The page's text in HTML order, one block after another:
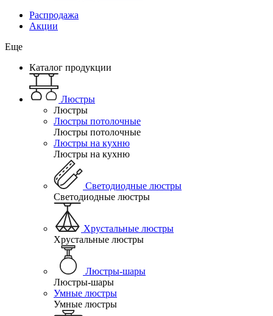
Распродажа
Акции
Еще
Каталог продукции
Люстры
Люстры
Люстры потолочные
Люстры потолочные
Люстры на кухню
Люстры на кухню
Светодиодные люстры
Светодиодные люстры
Хрустальные люстры
Хрустальные люстры
Люстры-шары
Люстры-шары
Умные люстры
Умные люстры